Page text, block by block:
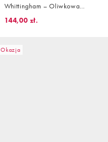
Whittingham – Oliwkowa
fakturowana góra od bikini z
144,00 zł.
Okazja